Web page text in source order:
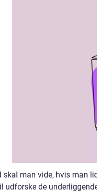
skal man vide, hvis man
udforske de